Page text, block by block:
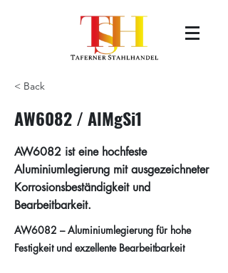
< Back
AW6082 / AlMgSi1
AW6082 ist eine hochfeste
Aluminiumlegierung mit ausgezeichneter
Korrosionsbeständigkeit und
Bearbeitbarkeit.
AW6082 – Aluminiumlegierung für hohe
Festigkeit und exzellente Bearbeitbarkeit